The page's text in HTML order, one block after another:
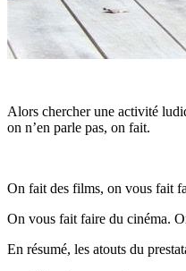
Alors chercher une activité
on n’en parle pas, on fait.
On fait des films, on vous fait
On vous fait faire du cinéma.
En résumé, les atouts du